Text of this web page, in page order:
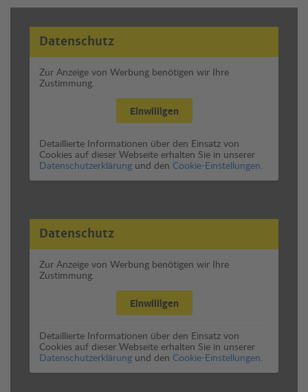
Datenschutz
Zur Anzeige von Werbung benötigen wir Ihre
Zustimmung.
Einwilligen
Detaillierte Informationen über den Einsatz von
Cookies auf dieser Webseite erhalten Sie in unserer
Datenschutzerklärung und den Cookie-Einstellungen.
Datenschutz
Zur Anzeige von Werbung benötigen wir Ihre
Zustimmung.
Einwilligen
Detaillierte Informationen über den Einsatz von
Cookies auf dieser Webseite erhalten Sie in unserer
Datenschutzerklärung und den Cookie-Einstellungen.